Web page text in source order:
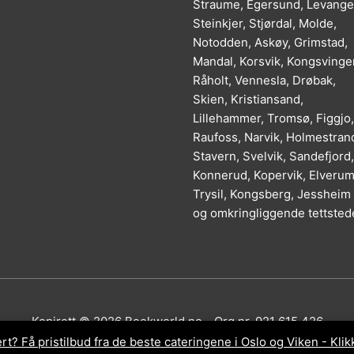
Få pristilbud fra de beste cateringene i Oslo og Viken -
Straume, Egersund,
Steinkjer, Stjørdal, Molde,
Notodden, Askøy, Grimstad,
Mandal, Korsvik,
Råholt, Vennesla, Drøbak,
Skien, Kristiansand,
Lillehammer, Tromsø, Figgjo,
Raufoss, Narvik,
Stavern, Svelvik, Sandefjord,
Konnerud, Kopervik,
Trysil, Kongsberg, Jessheim
og omkringliggende
Kopirett © 2026Bookworld.no- Org.nr. 921 615 426